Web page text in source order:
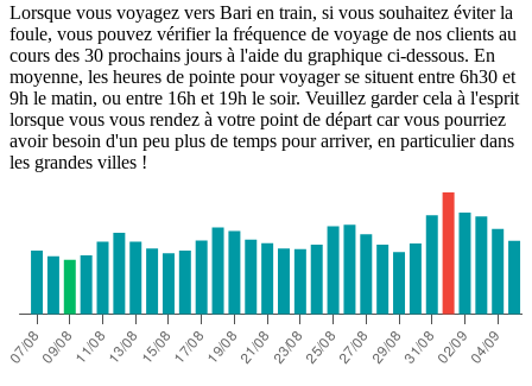
Lorsque vous voyagez vers Bari en train, si vous souhaitez éviter la
foule, vous pouvez vérifier la fréquence de voyage de nos clients au
cours des 30 prochains jours à l'aide du graphique ci-dessous. En
moyenne, les heures de pointe pour voyager se situent entre 6h30 et
9h le matin, ou entre 16h et 19h le soir. Veuillez garder cela à l'esprit
lorsque vous vous rendez à votre point de départ car vous pourriez
avoir besoin d'un peu plus de temps pour arriver, en particulier dans
les grandes villes !